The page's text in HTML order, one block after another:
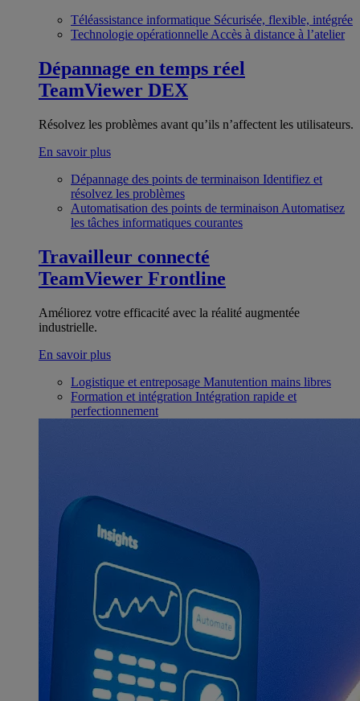
Téléassistance informatique Sécurisée, flexible, intégrée
Technologie opérationnelle Accès à distance à l’atelier
Dépannage en temps réel
TeamViewer DEX
Résolvez les problèmes avant qu’ils n’affectent les utilisateurs.
En savoir plus
Dépannage des points de terminaison Identifiez et
résolvez les problèmes
Automatisation des points de terminaison Automatisez
les tâches informatiques courantes
Travailleur connecté
TeamViewer Frontline
Améliorez votre efficacité avec la réalité augmentée
industrielle.
En savoir plus
Logistique et entreposage Manutention mains libres
Formation et intégration Intégration rapide et
perfectionnement